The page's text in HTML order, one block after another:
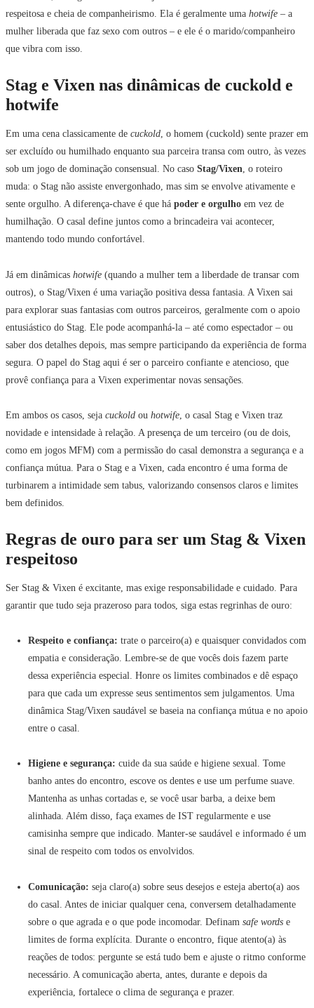
respeitosa e cheia de companheirismo. Ela é geralmente uma hotwife – a
mulher liberada que faz sexo com outros – e ele é o marido/companheiro
que vibra com isso.
Stag e Vixen nas dinâmicas de cuckold e
hotwife
Em uma cena classicamente de cuckold, o homem (cuckold) sente prazer em
ser excluído ou humilhado enquanto sua parceira transa com outro, às vezes
sob um jogo de dominação consensual. No caso Stag/Vixen, o roteiro
muda: o Stag não assiste envergonhado, mas sim se envolve ativamente e
sente orgulho. A diferença-chave é que há poder e orgulho em vez de
humilhação. O casal define juntos como a brincadeira vai acontecer,
mantendo todo mundo confortável.
Já em dinâmicas hotwife (quando a mulher tem a liberdade de transar com
outros), o Stag/Vixen é uma variação positiva dessa fantasia. A Vixen sai
para explorar suas fantasias com outros parceiros, geralmente com o apoio
entusiástico do Stag. Ele pode acompanhá-la – até como espectador – ou
saber dos detalhes depois, mas sempre participando da experiência de forma
segura. O papel do Stag aqui é ser o parceiro confiante e atencioso, que
provê confiança para a Vixen experimentar novas sensações.
Em ambos os casos, seja cuckold ou hotwife , o casal Stag e Vixen traz
novidade e intensidade à relação. A presença de um terceiro (ou de dois,
como em jogos MFM) com a permissão do casal demonstra a segurança e a
confiança mútua. Para o Stag e a Vixen, cada encontro é uma forma de
turbinarem a intimidade sem tabus, valorizando consensos claros e limites
bem definidos.
Regras de ouro para ser um Stag & Vixen
respeitoso
Ser Stag & Vixen é excitante, mas exige responsabilidade e cuidado. Para
garantir que tudo seja prazeroso para todos, siga estas regrinhas de ouro:
Respeito e confiança: trate o parceiro(a) e quaisquer convidados com
empatia e consideração. Lembre-se de que vocês dois fazem parte
dessa experiência especial. Honre os limites combinados e dê espaço
para que cada um expresse seus sentimentos sem julgamentos. Uma
dinâmica Stag/Vixen saudável se baseia na confiança mútua e no apoio
entre o casal.
Higiene e segurança: cuide da sua saúde e higiene sexual. Tome
banho antes do encontro, escove os dentes e use um perfume suave.
Mantenha as unhas cortadas e, se você usar barba, a deixe bem
alinhada. Além disso, faça exames de IST regularmente e use
camisinha sempre que indicado. Manter-se saudável e informado é um
sinal de respeito com todos os envolvidos.
Comunicação: seja claro(a) sobre seus desejos e esteja aberto(a) aos
do casal. Antes de iniciar qualquer cena, conversem detalhadamente
sobre o que agrada e o que pode incomodar. Definam safe words e
limites de forma explícita. Durante o encontro, fique atento(a) às
reações de todos: pergunte se está tudo bem e ajuste o ritmo conforme
necessário. A comunicação aberta, antes, durante e depois da
experiência, fortalece o clima de segurança e prazer.